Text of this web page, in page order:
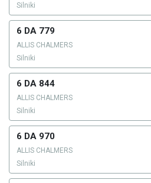
Silniki
6 DA 779
ALLIS CHALMERS
Silniki
6 DA 844
ALLIS CHALMERS
Silniki
6 DA 970
ALLIS CHALMERS
Silniki